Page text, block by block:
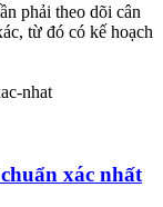
phải theo dõi cân
từ đó có kế hoạch
xác nhất